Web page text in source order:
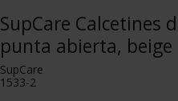
SupCare Calcetines
punta abierta, beige
SupCare
1533-2